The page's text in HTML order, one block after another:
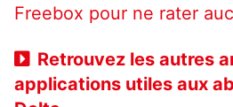
Freebox pour ne rater
Retrouvez les autres
applications utiles aux